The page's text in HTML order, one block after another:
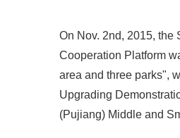
On Nov. 2nd, 2015, the
Cooperation Platform
area and three parks",
Upgrading
(Pujiang) Middle and